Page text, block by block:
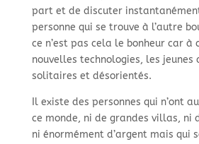
part et de discuter
personne qui se trouve à l’autre
ce n’est pas cela le bonheur car à
nouvelles technologies, les jeunes
solitaires et désorientés.
Il existe des personnes qui n’ont
ce monde, ni de grandes villas, ni
ni énormément d’argent mais qui